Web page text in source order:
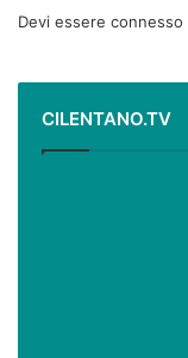
Devi essere connesso
CILENTANO.TV